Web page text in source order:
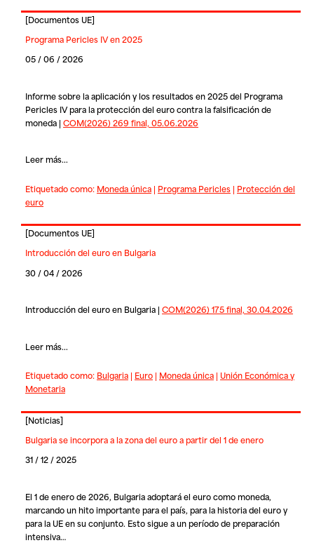
[Documentos UE]
Programa Pericles IV en 2025
05 / 06 / 2026
Informe sobre la aplicación y los resultados en 2025 del Programa
Pericles IV para la protección del euro contra la falsificación de
moneda | COM(2026) 269 final, 05.06.2026
Leer más...
Etiquetado como: Moneda única| Programa Pericles| Protección del
euro
[Documentos UE]
Introducción del euro en Bulgaria
30 / 04 / 2026
Introducción del euro en Bulgaria | COM(2026) 175 final, 30.04.2026
Leer más...
Etiquetado como: Bulgaria| Euro| Moneda única| Unión Económica y
Monetaria
[Noticias]
Bulgaria se incorpora a la zona del euro a partir del 1 de enero
31 / 12 / 2025
El 1 de enero de 2026, Bulgaria adoptará el euro como moneda,
marcando un hito importante para el país, para la historia del euro y
para la UE en su conjunto. Esto sigue a un período de preparación
intensiva…